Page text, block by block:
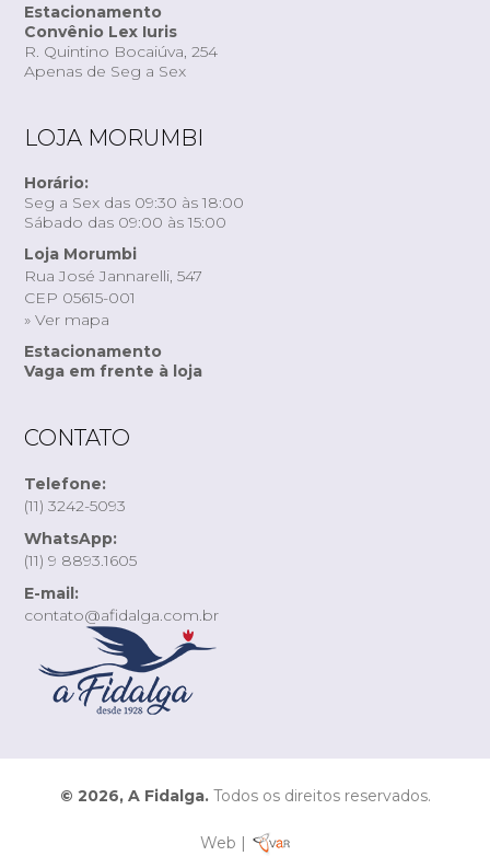
Estacionamento
Convênio Lex Iuris
R. Quintino Bocaiúva, 254
Apenas de Seg a Sex
LOJA MORUMBI
Horário:
Seg a Sex das 09:30 às 18:00
Sábado das 09:00 às 15:00
Loja Morumbi
Rua José Jannarelli, 547
CEP 05615-001
» Ver mapa
Estacionamento
Vaga em frente à loja
CONTATO
Telefone:
(11) 3242-5093
WhatsApp:
(11) 9 8893.1605
E-mail:
contato@afidalga.com.br
© 2026, A Fidalga.Todos os direitos reservados.
Web |